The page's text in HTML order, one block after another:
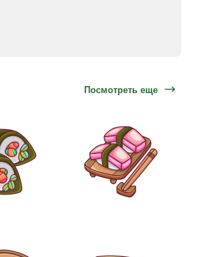
Посмотреть еще